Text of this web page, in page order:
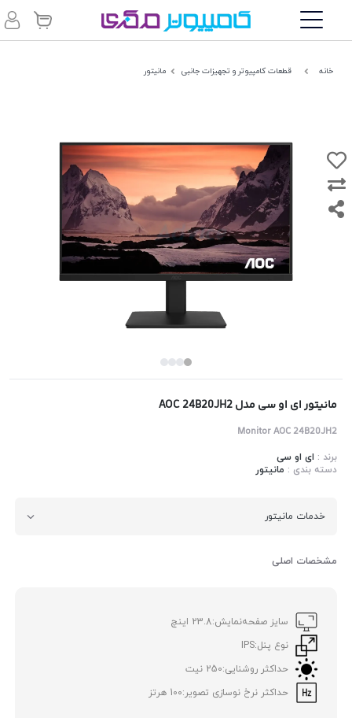
خانه قطعات کامپیوتر و تجهیزات جانبی مانیتور
مانیتور ای او سی مدل AOC 24B20JH2
Monitor AOC 24B20JH2
برند : ای او سی
دسته بندی : مانیتور
خدمات مانیتور
مشخصات اصلی
سایز صفحه‌نمایش:23.8 اینچ
نوع پنل:IPS
حداکثر روشنایی:250 نیت
حداکثر نرخ نوسازی تصویر:100 هرتز